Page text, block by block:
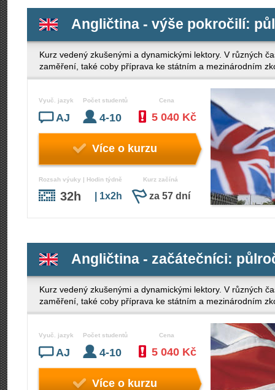
Angličtina - výše pokročilí:
Kurz vedený zkušenými a dynamickými lektory. V různých
zaměření, také coby příprava ke státním a mezinárodním
Vyuč. jazyk
AJ
Počet studentů
4-10
Cena
5 040 Kč
Více o kurzu
Rozsah výuky | Hodin týdně
32h | 1x2h
Kurz začíná
za 57 dní
Angličtina - začátečníci:
Kurz vedený zkušenými a dynamickými lektory. V různých
zaměření, také coby příprava ke státním a mezinárodním
Vyuč. jazyk
AJ
Počet studentů
4-10
Cena
5 040 Kč
Více o kurzu